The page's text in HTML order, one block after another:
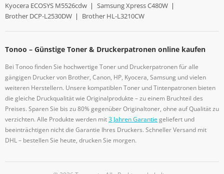
Kyocera ECOSYS M5526cdw | Samsung Xpress C480W |
Brother DCP-L2530DW | Brother HL-L3210CW
Tonoo – Günstige Toner & Druckerpatronen online kaufen
Bei Tonoo finden Sie hochwertige Toner und Druckerpatronen für alle
gängigen Drucker von Brother, Canon, HP, Kyocera, Samsung und vielen
weiteren Herstellern. Unsere kompatiblen Toner und Tintenpatronen bieten
die gleiche Druckqualität wie Originalprodukte – zu einem Bruchteil des
Preises. Sparen Sie bis zu 80% gegenüber Originaltoner, ohne auf Qualität zu
verzichten. Alle Produkte werden mit3 Jahren Garantiegeliefert und
beeinträchtigen nicht die Garantie Ihres Druckers. Schneller Versand mit
DHL – bestellen Sie heute, drucken Sie morgen.